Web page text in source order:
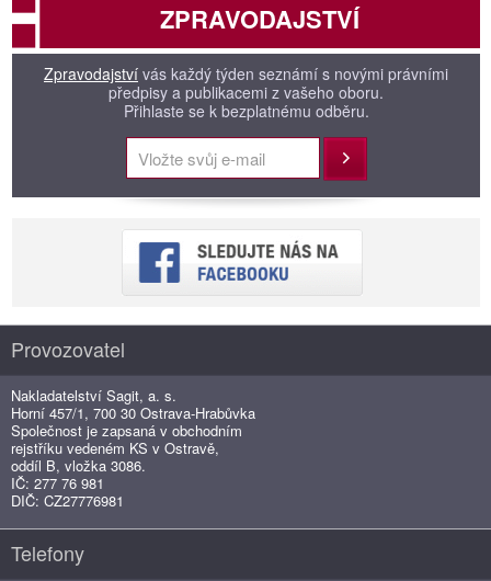
ZPRAVODAJSTVÍ
Zpravodajství vás každý týden seznámí s novými právními
předpisy a publikacemi z vašeho oboru.
Přihlaste se k bezplatnému odběru.
Přihlásit
Provozovatel
Nakladatelství Sagit, a. s.
Horní 457/1, 700 30 Ostrava-Hrabůvka
Společnost je zapsaná v obchodním
rejstříku vedeném KS v Ostravě,
oddíl B, vložka 3086.
IČ: 277 76 981
DIČ: CZ27776981
Telefony